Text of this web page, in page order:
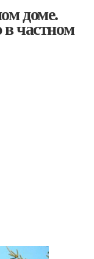
доме.
частном